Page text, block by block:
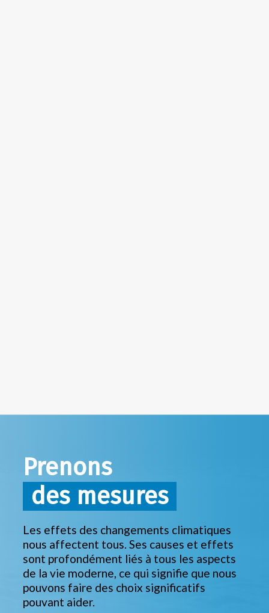
Prenons
des mesures
Les effets des changements climatiques
nous affectent tous. Ses causes et effets
sont profondément liés à tous les aspects
de la vie moderne, ce qui signifie que nous
pouvons faire des choix significatifs
pouvant aider.